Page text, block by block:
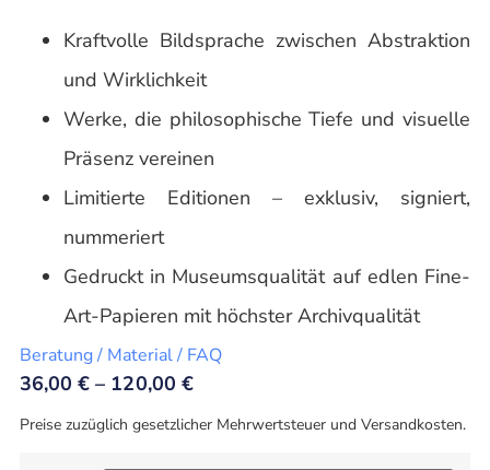
Kraftvolle Bildsprache zwischen Abstraktion
und Wirklichkeit
Werke, die philosophische Tiefe und visuelle
Präsenz vereinen
Limitierte Editionen – exklusiv, signiert,
nummeriert
Gedruckt in Museumsqualität auf edlen Fine-
Art-Papieren mit höchster Archivqualität
Beratung / Material / FAQ
36,00€ – 120,00 €
Preise zuzüglich gesetzlicher Mehrwertsteuer und Versandkosten.